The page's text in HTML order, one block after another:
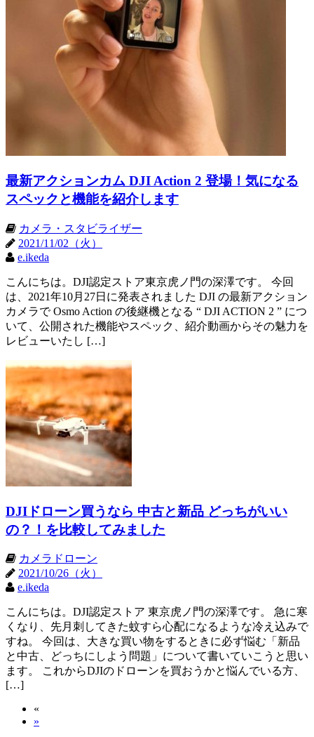
最新アクションカム DJI Action 2 登場！気になる
スペックと機能を紹介します
カメラ・スタビライザー
2021/11/02（火）
e.ikeda
こんにちは。DJI認定ストア東京虎ノ門の深澤です。 今回
は、2021年10月27日に発表されました DJI の最新アクション
カメラで Osmo Action の後継機となる “ DJI ACTION 2 ” につ
いて、公開された機能やスペック、紹介動画からその魅力を
レビューいたし […]
DJIドローン買うなら 中古と新品 どっちがいい
の？！を比較してみました
カメラドローン
2021/10/26（火）
e.ikeda
こんにちは。DJI認定ストア 東京虎ノ門の深澤です。 急に寒
くなり、先月刺してきた蚊すら心配になるような冷え込みで
すね。 今回は、大きな買い物をするときに必ず悩む「新品
と中古、どっちにしよう問題」について書いていこうと思い
ます。 これからDJIのドローンを買おうかと悩んでいる方、
[…]
«
»